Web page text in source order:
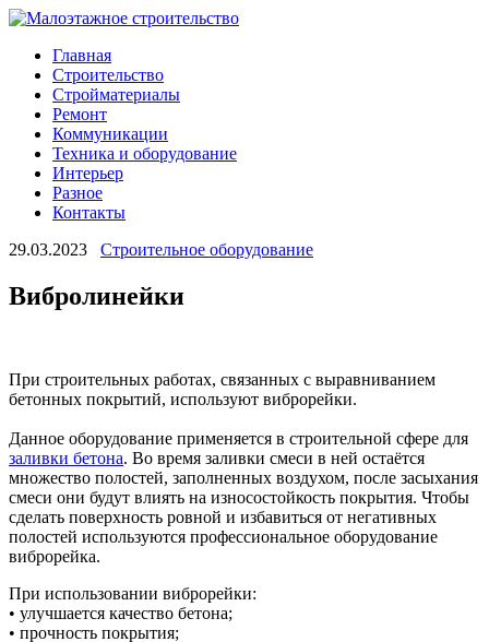
Главная
Строительство
Стройматериалы
Ремонт
Коммуникации
Техника и оборудование
Интерьер
Разное
Контакты
29.03.2023
Строительное оборудование
Вибролинейки
При строительных работах, связанных с выравниванием
бетонных покрытий, используют виброрейки.
Данное оборудование применяется в строительной сфере для
заливки бетона. Во время заливки смеси в ней остаётся
множество полостей, заполненных воздухом, после засыхания
смеси они будут влиять на износостойкость покрытия. Чтобы
сделать поверхность ровной и избавиться от негативных
полостей используются профессиональное оборудование
виброрейка.
При использовании виброрейки:
• улучшается качество бетона;
• прочность покрытия;